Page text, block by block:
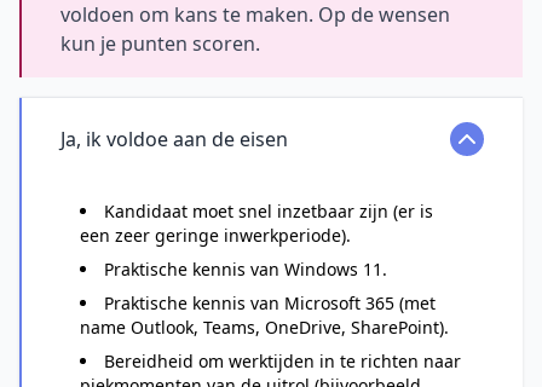
voldoen om kans te maken. Op de wensen
kun je punten scoren.
Ja, ik voldoe aan de eisen
Kandidaat moet snel inzetbaar zijn (er is
een zeer geringe inwerkperiode).
Praktische kennis van Windows 11.
Praktische kennis van Microsoft 365 (met
name Outlook, Teams, OneDrive, SharePoint).
Bereidheid om werktijden in te richten naar